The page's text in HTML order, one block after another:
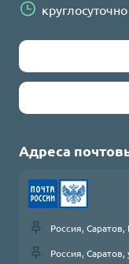
Адреса
Россия,
Россия,